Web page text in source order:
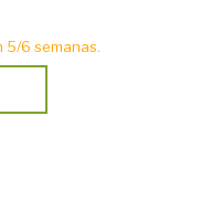
5/6 semanas.